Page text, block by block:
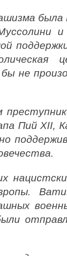
была
не
Пий XII,